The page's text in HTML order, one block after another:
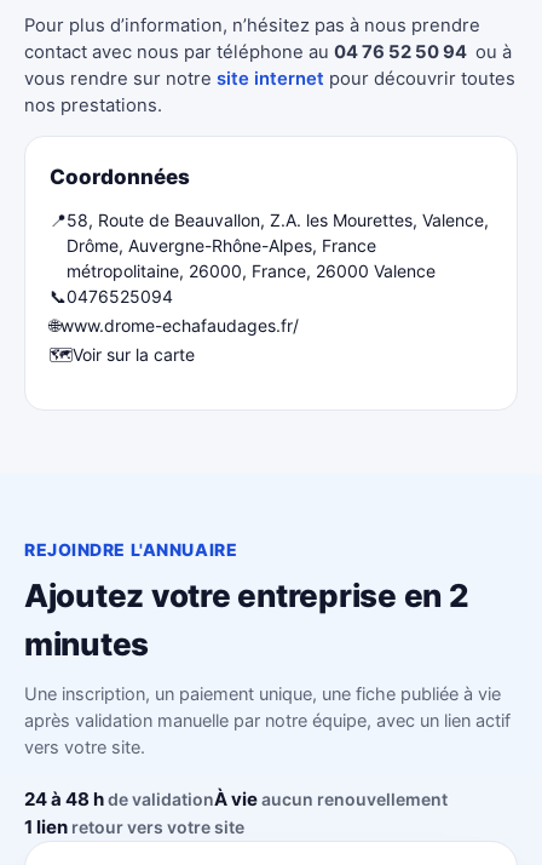
Pour plus d’information, n’hésitez pas à nous prendre
contact avec nous par téléphone au 04 76 52 50 94 ou à
vous rendre sur notre site internet pour découvrir toutes
nos prestations.
Coordonnées
📍58, Route de Beauvallon, Z.A. les Mourettes, Valence,
Drôme, Auvergne-Rhône-Alpes, France
métropolitaine, 26000, France, 26000 Valence
📞0476525094
🌐www.drome-echafaudages.fr/
🗺️Voir sur la carte
REJOINDRE L'ANNUAIRE
Ajoutez votre entreprise en 2
minutes
Une inscription, un paiement unique, une fiche publiée à vie
après validation manuelle par notre équipe, avec un lien actif
vers votre site.
24 à 48 hde validationÀ vieaucun renouvellement
1 lien retour vers votre site